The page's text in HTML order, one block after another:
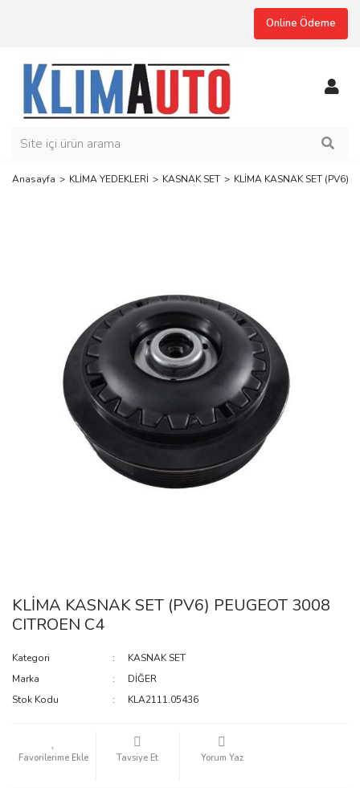
Online Ödeme
Anasayfa KLİMA YEDEKLERİ KASNAK SET KLİMA KASNAK SET (PV6)
KLİMA KASNAK SET (PV6) PEUGEOT 3008
CITROEN C4
Kategori
KASNAK SET
Marka
DİĞER
Stok Kodu
KLA2111.05436
Tavsiye Et Yorum Yaz